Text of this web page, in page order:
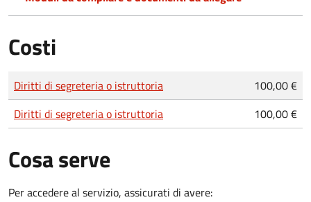
Costi
Tipo di pagamento
Importo
Diritti di segreteria o istruttoria
100,00 €
Diritti di segreteria o istruttoria
100,00 €
Cosa serve
Per accedere al servizio, assicurati di avere: